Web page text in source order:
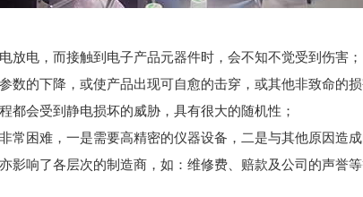
电，而接触到电子产品元器件时，会不知不觉受到伤害；
数的下降，或使产品出现可自愈的击穿，或其他非致命的
都会受到静电损坏的威胁，具有很大的随机性；
常困难，一是需要高精密的仪器设备，二是与其他原因造成
响了各层次的制造商，如：维修费、赔款及公司的声誉等